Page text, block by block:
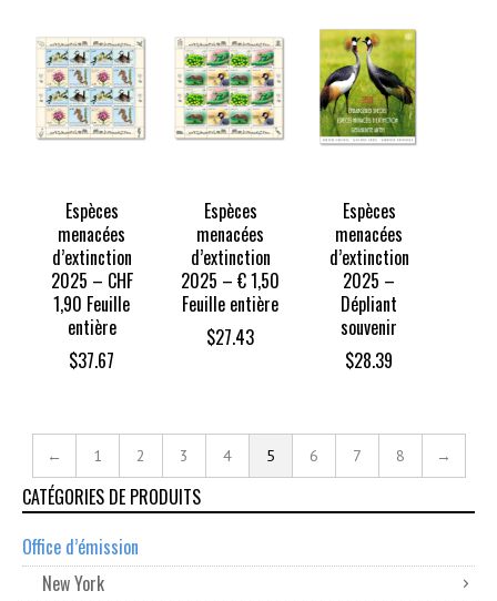
Espèces
menacées
d’extinction
2025 – CHF
1,90 Feuille
entière
$37.67
Espèces
menacées
d’extinction
2025 – € 1,50
Feuille entière
$27.43
Espèces
menacées
d’extinction
2025 –
Dépliant
souvenir
$28.39
← 1 2 3 4 5 6 7 8 →
CATÉGORIES DE PRODUITS
Office d’émission
New York